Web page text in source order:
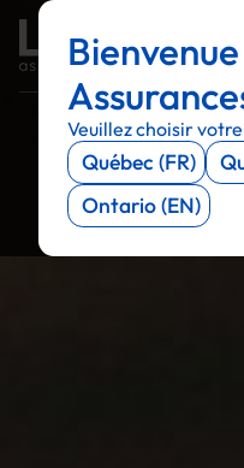
Menu
Menu
Menu
Menu
Veuillez choisir
Québec (FR)
Ontario (EN)